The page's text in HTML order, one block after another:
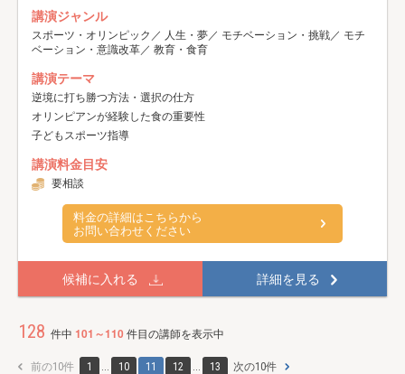
講演ジャンル
スポーツ・オリンピック／ 人生・夢／ モチベーション・挑戦／ モチ
ベーション・意識改革／ 教育・食育
講演テーマ
逆境に打ち勝つ方法・選択の仕方
オリンピアンが経験した食の重要性
子どもスポーツ指導
講演料金目安
要相談
料金の詳細はこちらから
お問い合わせください
候補に入れる 詳細を見る
128 件中 101～110件目の講師を表示中
前の10件 1 10 11 12 13 次の10件